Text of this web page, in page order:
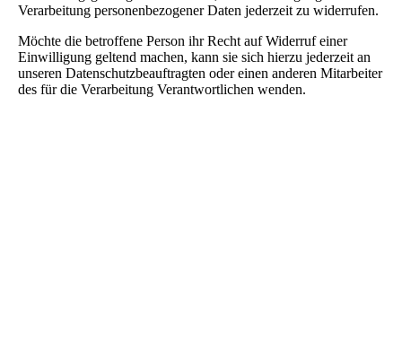
Verarbeitung personenbezogener Daten jederzeit zu widerrufen.
Möchte die betroffene Person ihr Recht auf Widerruf einer
Einwilligung geltend machen, kann sie sich hierzu jederzeit an
unseren Datenschutzbeauftragten oder einen anderen Mitarbeiter
des für die Verarbeitung Verantwortlichen wenden.